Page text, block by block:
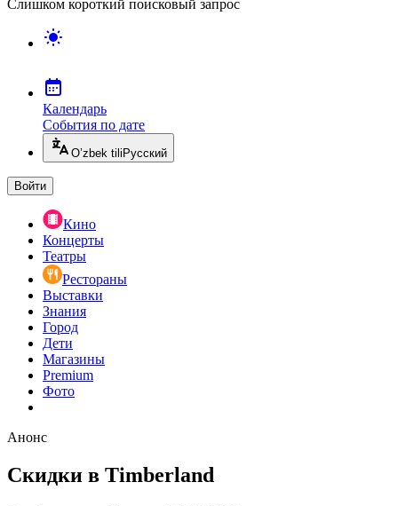
Слишком короткий поисковый запрос
Календарь
События по дате
O’zbek tili Русский
Войти
Кино
Концерты
Театры
Рестораны
Выставки
Знания
Город
Дети
Магазины
Premium
Фото
Анонс
Скидки в Timberland